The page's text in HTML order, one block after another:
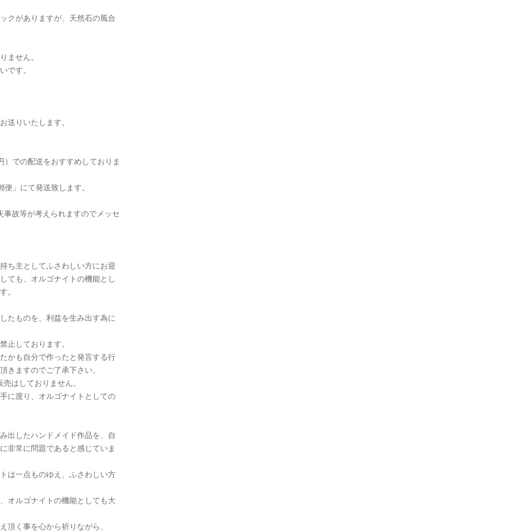
クがありますが、天然石の風合
ません。
です。
送りいたします。
での配送をおすすめしておりま
」にて発送致します。
故等が考えられますのでメッセ
ち主としてふさわしい方にお迎
ても、オルゴナイトの機能とし
。
たものを、利益を生み出す為に
止しております。
かも自分で作ったと発言する行
きますのでご了承下さい。
はしておりません。
に渡り、オルゴナイトとしての
出したハンドメイド作品を、自
非常に問題であると感じていま
は一点ものゆえ、ふさわしい方
オルゴナイトの機能としても大
頂く事を心から祈りながら、